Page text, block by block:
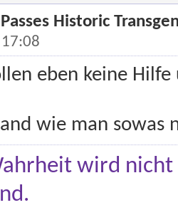
Historic
eben keine
wie man sowas
wird nicht